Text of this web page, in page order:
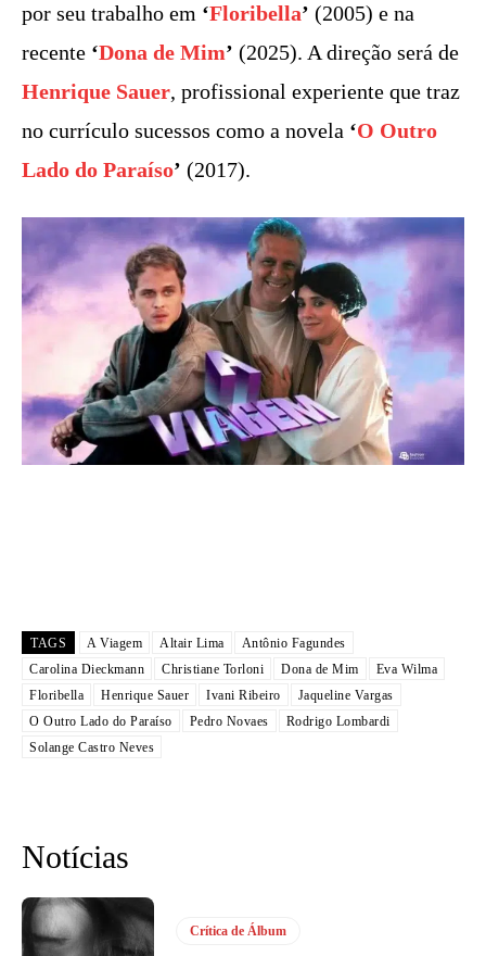
por seu trabalho em ‘Floribella’ (2005) e na
recente ‘Dona de Mim’ (2025). A direção será de
Henrique Sauer, profissional experiente que traz
no currículo sucessos como a novela ‘O Outro
Lado do Paraíso’ (2017).
TAGS A Viagem Altair Lima
Antônio Fagundes
Carolina Dieckmann
Christiane Torloni Dona de Mim
Eva Wilma
Floribella
Henrique Sauer Ivani Ribeiro
Jaqueline Vargas
O Outro Lado do Paraíso
Pedro Novaes
Rodrigo Lombardi
Solange Castro Neves
Notícias
Crítica de Álbum